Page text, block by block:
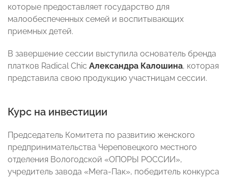
которые предоставляет государство для
малообеспеченных семей и воспитывающих
приемных детей.
В завершение сессии выступила основатель бренда
платков Radical Chic Александра Калошина, которая
представила свою продукцию участницам сессии.
Курс на инвестиции
Председатель Комитета по развитию женского
предпринимательства Череповецкого местного
отделения Вологодской «ОПОРЫ РОССИИ»,
учредитель завода «Мега-Пак», победитель конкурса